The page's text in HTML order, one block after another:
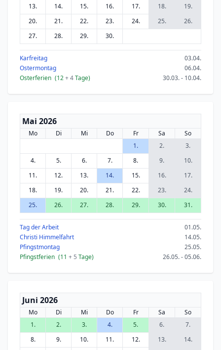
13.
14. 15. 16. 17. 18.
19.
20.
21. 22. 23. 24. 25.
26.
27.
28. 29. 30.
Karfreitag
03.04.
Ostermontag
06.04.
Osterferien (12+ 4Tage) 30.03. - 10.04.
Mai 2026
Mo Di Mi Do Fr Sa
So
1.
2.
3.
4.
5. 6. 7. 8. 9.
10.
11.
12. 13. 14. 15. 16.
17.
18.
19. 20. 21. 22. 23.
24.
25.
26. 27. 28. 29. 30. 31.
Tag der Arbeit
01.05.
Christi Himmelfahrt
14.05.
Pfingstmontag
25.05.
Pfingstferien (11 + 5 Tage) 26.05. - 05.06.
Juni 2026
Mo Di Mi Do Fr Sa
So
1.
2. 3. 4. 5. 6.
7.
8.
9. 10. 11. 12. 13. 14.